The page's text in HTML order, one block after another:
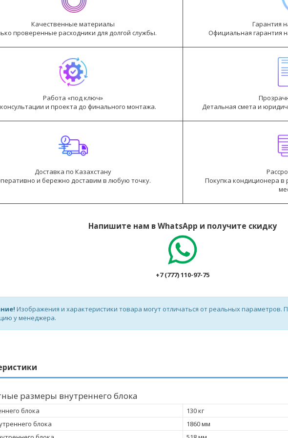
Качественные материалы
проверенные расходники для долгой службы.
Гарантия
Официальная гарантия
Работа «под ключ»
и проекта до финального монтажа.
Детальная смета и
Доставка по Казахстану
и бережно доставим в любую точку.
Покупка кондиционера в
Напишите нам в WhatsApp и получите скидку
+7 (777) 110-97-75
Изображения и характеристики товара могут отличаться от реальных параметров.
у менеджера.
размеры внутреннего блока
блока
130 кг
блока
1860 мм